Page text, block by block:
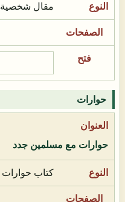
مقال شخصية
حوارات
حوارات مع مسلمين جدد
كتاب حوارات